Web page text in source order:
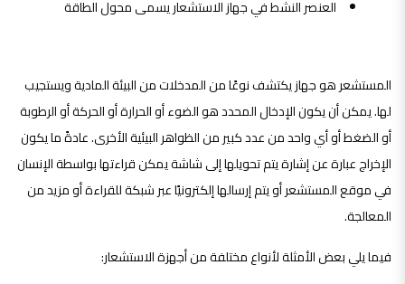
العنصر النشط في جهاز الاستشعار يسمى محول الطاقة
المستشعر هو جهاز يكتشف نوعًا من المدخلات من البيئة المادية ويستجيب
لها. يمكن أن يكون الإدخال المحدد هو الضوء أو الحرارة أو الحركة أو الرطوبة
أو الضغط أو أي واحد من عدد كبير من الظواهر البيئية الأخرى. عادةً ما يكون
الإخراج عبارة عن إشارة يتم تحويلها إلى شاشة يمكن قراءتها بواسطة الإنسان
في موقع المستشعر أو يتم إرسالها إلكترونيًا عبر شبكة للقراءة أو مزيد من
المعالجة.
فيما يلي بعض الأمثلة لأنواع مختلفة من أجهزة الاستشعار: